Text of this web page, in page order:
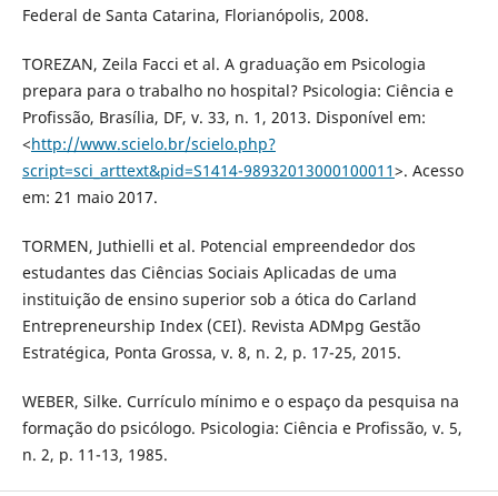
Federal de Santa Catarina, Florianópolis, 2008.
TOREZAN, Zeila Facci et al. A graduação em Psicologia
prepara para o trabalho no hospital? Psicologia: Ciência e
Profissão, Brasília, DF, v. 33, n. 1, 2013. Disponível em:
<http://www.scielo.br/scielo.php?
script=sci_arttext&pid=S1414-98932013000100011>. Acesso
em: 21 maio 2017.
TORMEN, Juthielli et al. Potencial empreendedor dos
estudantes das Ciências Sociais Aplicadas de uma
instituição de ensino superior sob a ótica do Carland
Entrepreneurship Index (CEI). Revista ADMpg Gestão
Estratégica, Ponta Grossa, v. 8, n. 2, p. 17-25, 2015.
WEBER, Silke. Currículo mínimo e o espaço da pesquisa na
formação do psicólogo. Psicologia: Ciência e Profissão, v. 5,
n. 2, p. 11-13, 1985.